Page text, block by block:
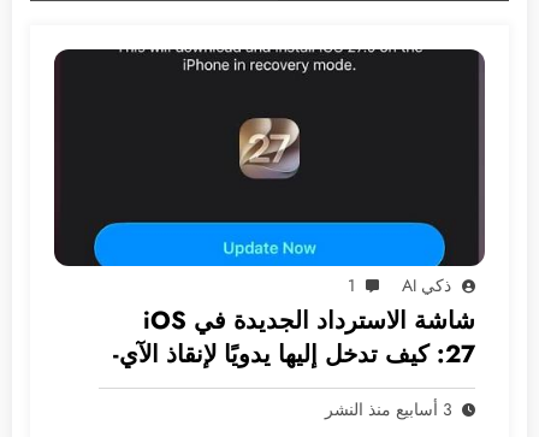
ذكي AI 1
شاشة الاسترداد الجديدة في iOS
27: كيف تدخل إليها يدويًا لإنقاذ الآي-
فون دون كمبيوتر؟
3 أسابيع منذ النشر